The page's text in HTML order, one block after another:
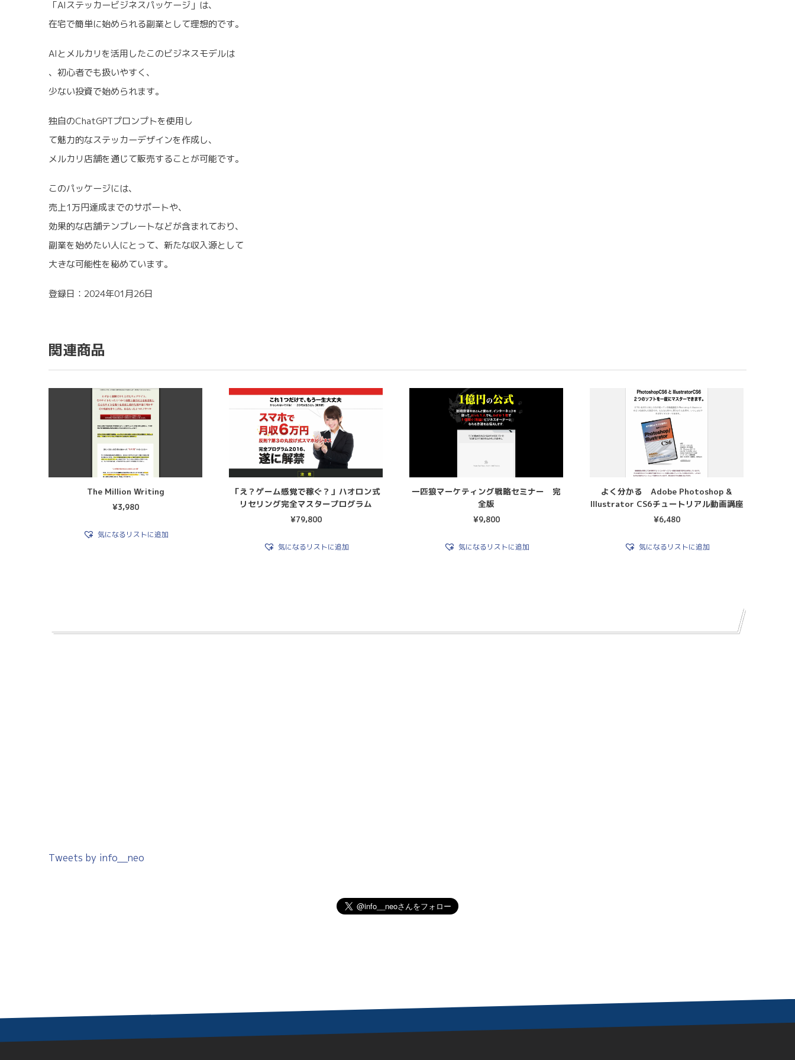
「AIステッカービジネスパッケージ」は、
在宅で簡単に始められる副業として理想的です。
AIとメルカリを活用したこのビジネスモデルは
、初心者でも扱いやすく、
少ない投資で始められます。
独自のChatGPTプロンプトを使用し
て魅力的なステッカーデザインを作成し、
メルカリ店舗を通じて販売することが可能です。
このパッケージには、
売上1万円達成までのサポートや、
効果的な店舗テンプレートなどが含まれており、
副業を始めたい人にとって、新たな収入源として
大きな可能性を秘めています。
登録日：2024年01月26日
関連商品
The Million Writing
¥3,980
気になるリストに追加
「え？ゲーム感覚で稼ぐ？」ハオロン式
リセリング完全マスタープログラム
¥79,800
気になるリストに追加
一匹狼マーケティング戦略セミナー 完
全版
¥9,800
気になるリストに追加
よく分かる Adobe Photoshop &
Illustrator CS6チュートリアル動画講座
¥6,480
気になるリストに追加
Tweets by info__neo